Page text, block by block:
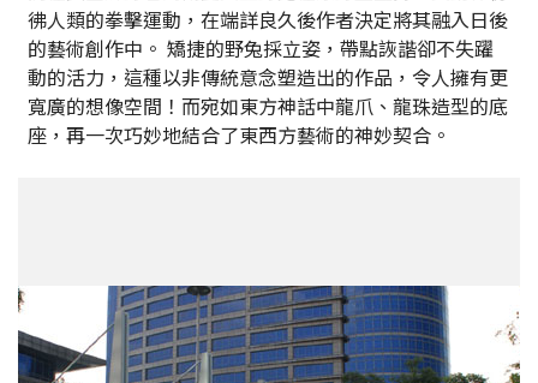
彿人類的拳擊運動，在端詳良久後作者決定將其融入日後
的藝術創作中。 矯捷的野兔採立姿，帶點詼諧卻不失躍
動的活力，這種以非傳統意念塑造出的作品，令人擁有更
寬廣的想像空間！而宛如東方神話中龍爪、龍珠造型的底
座，再一次巧妙地結合了東西方藝術的神妙契合。